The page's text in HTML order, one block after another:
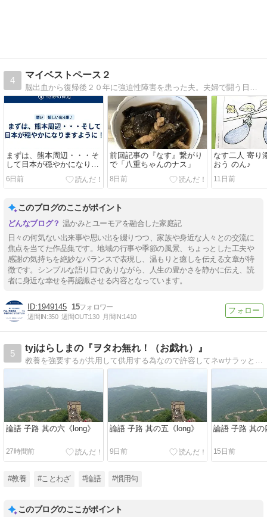
4
マイベストペース２
脳出血から復帰後２０年に強迫性障害を患った夫。夫婦で闘う日々（含：介護保険やリハビリ関係）と、2017年還暦で３０年ぶりに復活した自動車運転のこと等を綴ります。
まずは、熊本周辺・・・そ
して日本が穏やかになりま
すように！
6日前
前回記事の『なす』繋がり
で「八重ちゃんのナス」
8日前
なす二人 寄り
おう のん♪
11日前
このブログのここがポイント
温かみとユーモアを融合した家庭記
日々の何気ない出来事や思い出を綴りつつ、家族や身近な人々との交流に
焦点を当てた作品集です。地域の行事や季節の風景、ちょっとした工夫や
感謝の気持ちを絶妙なバランスで表現し、温もりと癒しを伝える文章が特
徴です。シンプルな語り口でありながら、人生の豊かさを静かに伝え、読
者に身近な幸せを再認識させる内容となっています。
1949145 15
週間IN:350 週間OUT:130 月間IN:1410
5
tyjはらしまの『ヲタわ無れ！（お戯れ）』
論語 子路 其の六《long》
27時間前
論語 子路 其の五《long》
9日前
論語 子路 其の
15日前
#教養 #ことわざ #論語 #慣用句
このブログのここがポイント